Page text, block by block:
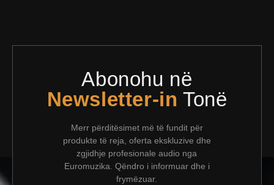
Abonohu në
Newsletter-in Tonë
Merr përditësimet më të fundit për
produkte të reja, oferta ekskluzive dhe
zgjidhje profesionale audio nga
Euromuzika. Qëndro i informuar dhe i
frymëzuar.